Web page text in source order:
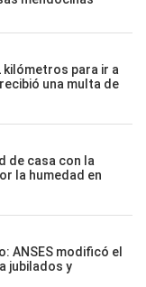
kilómetros para ir a
una multa de
de casa con la
la humedad en
ANSES modificó el
jubilados y